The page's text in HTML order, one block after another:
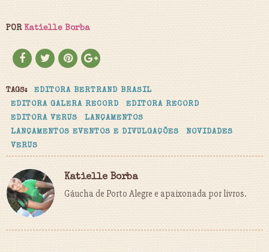
POR Katielle Borba
TAGS:
EDITORA BERTRAND BRASIL
EDITORA GALERA RECORD
EDITORA RECORD
EDITORA VERUS
LANÇAMENTOS
LANÇAMENTOS EVENTOS E DIVULGAÇÕES
NOVIDADES
VERUS
Katielle Borba
Gáucha de Porto Alegre e apaixonada por livros.